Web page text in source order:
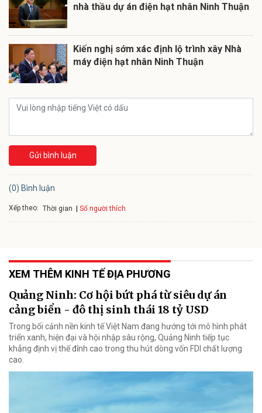
nhà thầu dự án điện hạt nhân Ninh Thuận
Kiến nghị sớm xác định lộ trình xây Nhà
máy điện hạt nhân Ninh Thuận
Gửi bình luận
(0) Bình luận
Xếp theo: Thời gian Số người thích
XEM THÊM KINH TẾ ĐỊA PHƯƠNG
Quảng Ninh: Cơ hội bứt phá từ siêu dự án
cảng biển - đô thị sinh thái 18 tỷ USD
Trong bối cảnh nền kinh tế Việt Nam đang hướng tới mô hình phát
triển xanh, hiện đại và hội nhập sâu rộng, Quảng Ninh tiếp tục
khẳng định vị thế đỉnh cao trong thu hút dòng vốn FDI chất lượng
cao.